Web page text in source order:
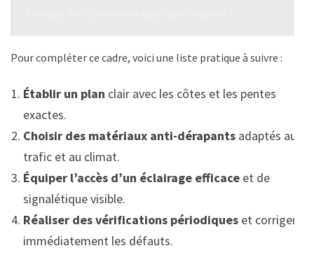
Pour compléter ce cadre, voici une liste pratique à suivre :
Établir un plan clair avec les côtes et les pentes
exactes.
Choisir des matériaux anti-dérapants adaptés au
trafic et au climat.
Équiper l’accès d’un éclairage efficace et de
signalétique visible.
Réaliser des vérifications périodiques et corriger
immédiatement les défauts.